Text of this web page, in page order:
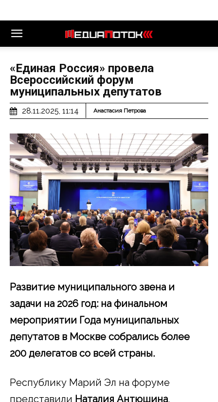
«Единая Россия» провела
Всероссийский форум
муниципальных депутатов
28.11.2025, 11:14 Анастасия Петрова
Развитие муниципального звена и
задачи на 2026 год: на финальном
мероприятии Года муниципальных
депутатов в Москве собрались более
200 делегатов со всей страны.
Республику Марий Эл на форуме
представили Наталия Антюшина,